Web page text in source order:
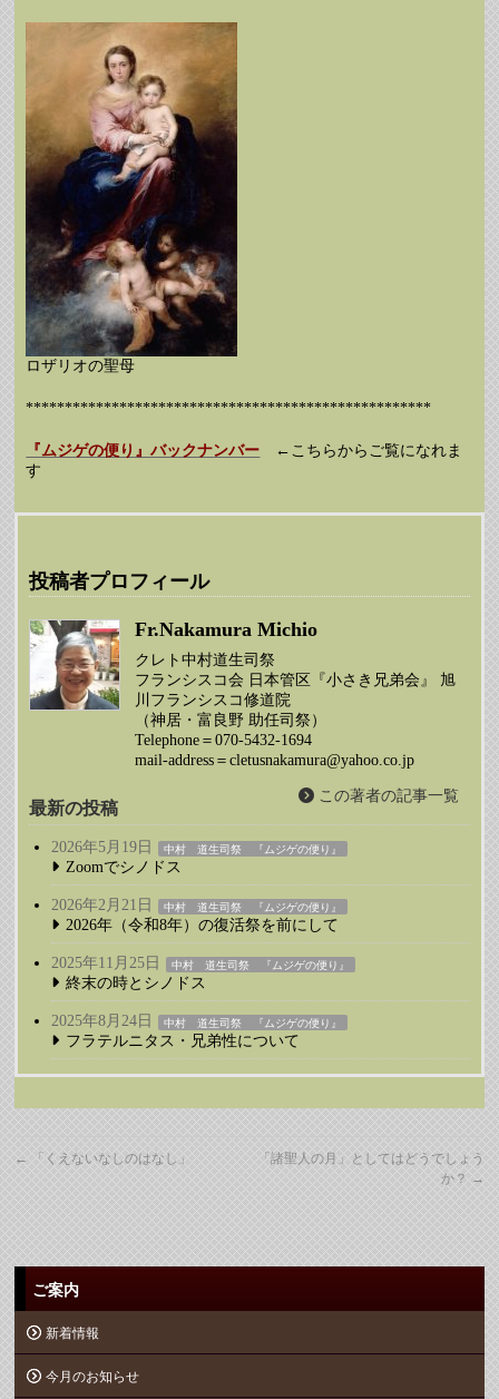
ロザリオの聖母
****************************************************
『ムジゲの便り』バックナンバー ←こちらからご覧になれま
す
投稿者プロフィール
Fr.Nakamura Michio
クレト中村道生司祭
フランシスコ会 日本管区『小さき兄弟会』 旭
川フランシスコ修道院
（神居・富良野 助任司祭）
Telephone＝070-5432-1694
mail-address＝cletusnakamura@yahoo.co.jp
最新の投稿
この著者の記事一覧
2026年5月19日 中村 道生司祭 『ムジゲの便り』
Zoomでシノドス
2026年2月21日 中村 道生司祭 『ムジゲの便り』
2026年（令和8年）の復活祭を前にして
2025年11月25日 中村 道生司祭 『ムジゲの便り』
終末の時とシノドス
2025年8月24日 中村 道生司祭 『ムジゲの便り』
フラテルニタス・兄弟性について
← 「くえないなしのはなし」
「諸聖人の月」としてはどうでしょう
か？ →
ご案内
新着情報
今月のお知らせ